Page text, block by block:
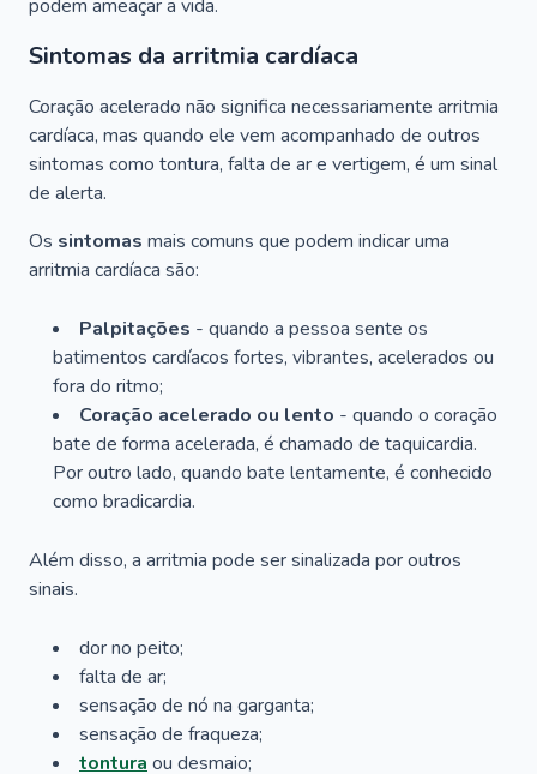
podem ameaçar a vida.
Sintomas da arritmia cardíaca
Coração acelerado não significa necessariamente arritmia
cardíaca, mas quando ele vem acompanhado de outros
sintomas como tontura, falta de ar e vertigem, é um sinal
de alerta.
Os sintomas mais comuns que podem indicar uma
arritmia cardíaca são:
Palpitações - quando a pessoa sente os
batimentos cardíacos fortes, vibrantes, acelerados ou
fora do ritmo;
Coração acelerado ou lento - quando o coração
bate de forma acelerada, é chamado de taquicardia.
Por outro lado, quando bate lentamente, é conhecido
como bradicardia.
Além disso, a arritmia pode ser sinalizada por outros
sinais.
dor no peito;
falta de ar;
sensação de nó na garganta;
sensação de fraqueza;
tonturaou desmaio;